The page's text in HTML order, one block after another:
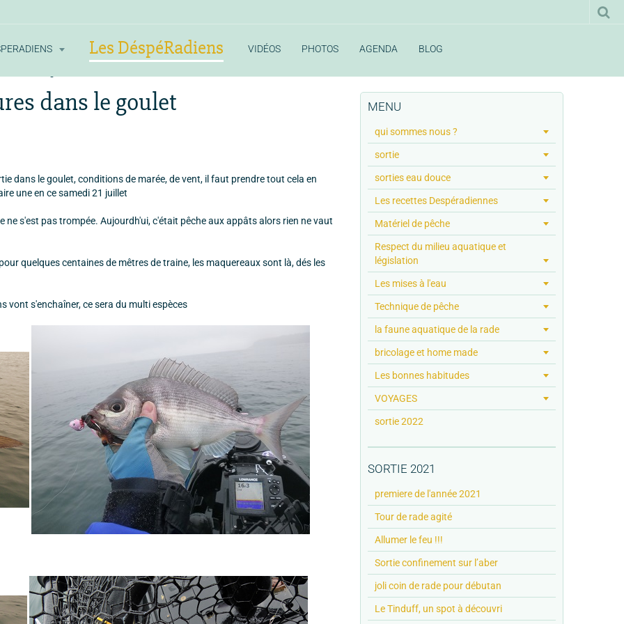
Les DéspéRadiens VIDÉOS PHOTOS AGENDA BLOG
dans le goulet
dans le goulet, conditions de marée, de vent, il faut prendre tout cela en
une en ce samedi 21 juillet
s'est pas trompée. Aujourdh'ui, c'était pêche aux appâts alors rien ne vaut
quelques centaines de mêtres de traine, les maquereaux sont là, dés les
vont s'enchaîner, ce sera du multi espèces
MENU
qui sommes nous ?
sortie
sorties eau douce
Les recettes Despéradiennes
Matériel de pêche
Respect du milieu aquatique et
législation
Les mises à l'eau
Technique de pêche
la faune aquatique de la rade
bricolage et home made
Les bonnes habitudes
VOYAGES
sortie 2022
SORTIE 2021
premiere de l'année 2021
Tour de rade agité
Allumer le feu !!!
Sortie confinement sur l’aber
joli coin de rade pour débutan
Le Tinduff, un spot à découvri